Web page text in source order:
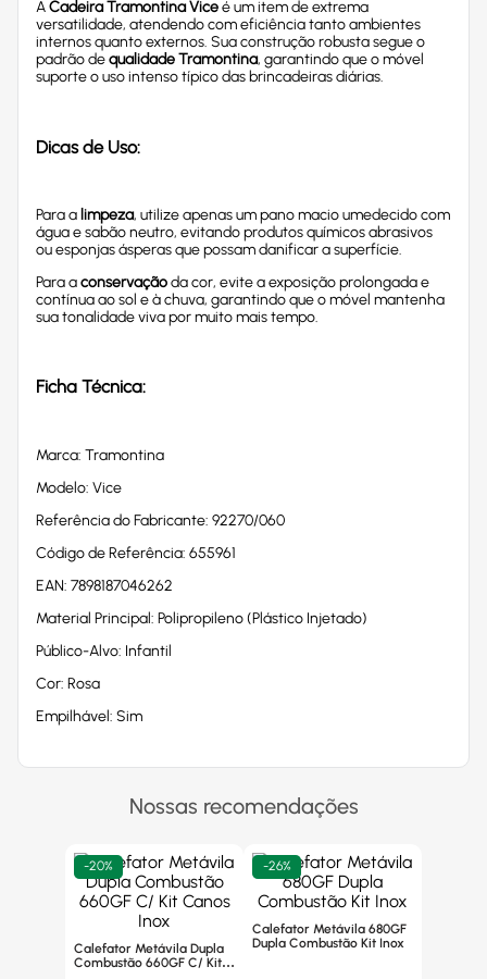
ACadeira Tramontina Viceé um item de extrema
versatilidade, atendendo com eficiência tanto ambientes
internos quanto externos. Sua construção robusta segue o
padrão dequalidade Tramontina, garantindo que o móvel
suporte o uso intenso típico das brincadeiras diárias.
Dicas de Uso:
Para a limpeza, utilize apenas um pano macio umedecido com
água e sabão neutro, evitando produtos químicos abrasivos
ou esponjas ásperas que possam danificar a superfície.
Para aconservaçãoda cor, evite a exposição prolongada e
contínua ao sol e à chuva, garantindo que o móvel mantenha
sua tonalidade viva por muito mais tempo.
Ficha Técnica:
Marca: Tramontina
Modelo: Vice
Referência do Fabricante: 92270/060
Código de Referência: 655961
EAN: 7898187046262
Material Principal: Polipropileno (Plástico Injetado)
Público-Alvo: Infantil
Cor: Rosa
Empilhável: Sim
Nossas recomendações
-20%
Calefator Metávila Dupla
Combustão 660GF C/ Kit
-26%
Calefator Metávila 680GF
Dupla Combustão Kit Inox